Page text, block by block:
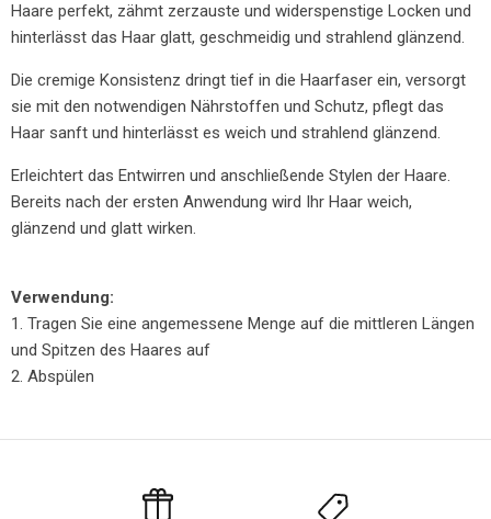
Haare perfekt, zähmt zerzauste und widerspenstige Locken und
hinterlässt das Haar glatt, geschmeidig und strahlend glänzend.
Die cremige Konsistenz dringt tief in die Haarfaser ein, versorgt
sie mit den notwendigen Nährstoffen und Schutz, pflegt das
Haar sanft und hinterlässt es weich und strahlend glänzend.
Erleichtert das Entwirren und anschließende Stylen der Haare.
Bereits nach der ersten Anwendung wird Ihr Haar weich,
glänzend und glatt wirken.
Verwendung:
1. Tragen Sie eine angemessene Menge auf die mittleren Längen
und Spitzen des Haares auf
2. Abspülen